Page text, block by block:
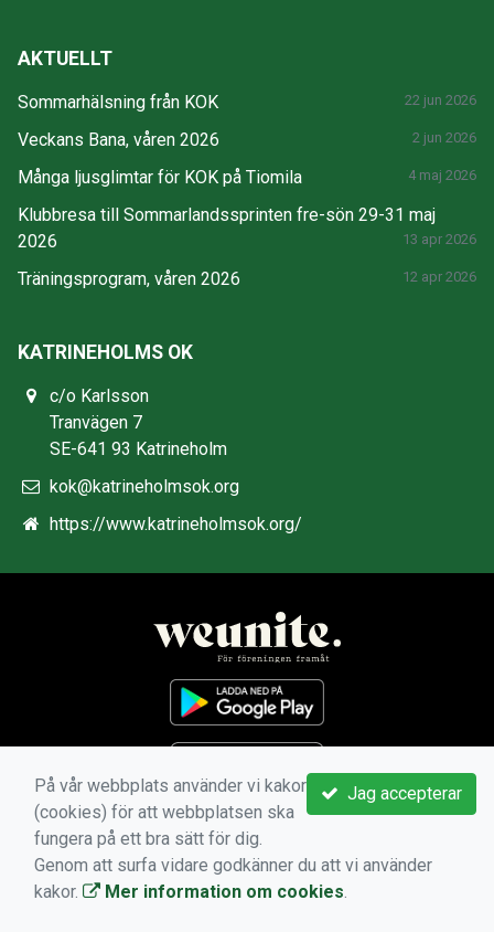
AKTUELLT
Sommarhälsning från KOK 22 jun 2026
Veckans Bana, våren 2026 2 jun 2026
Många ljusglimtar för KOK på Tiomila 4 maj 2026
Klubbresa till Sommarlandssprinten fre-sön 29-31 maj
2026
13 apr 2026
Träningsprogram, våren 2026 12 apr 2026
KATRINEHOLMS OK
c/o Karlsson
Tranvägen 7
SE-641 93 Katrineholm
kok@katrineholmsok.org
https://www.katrineholmsok.org/
Jag accepterar
På vår webbplats använder vi kakor
(cookies) för att webbplatsen ska
fungera på ett bra sätt för dig.
Genom att surfa vidare godkänner du att vi använder
kakor.
Mer information om cookies.